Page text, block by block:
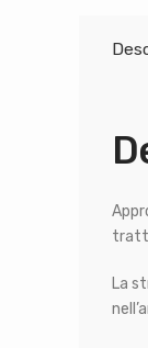
tratti
La